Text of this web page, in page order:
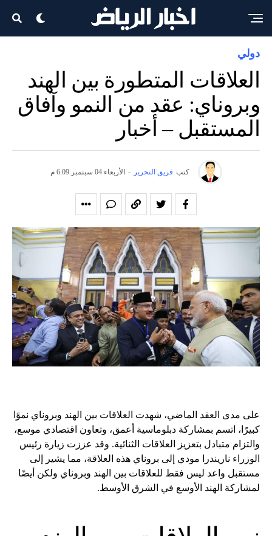
دولي
العلاقات المتطورة بين الهند
وبروناي: عقد من النمو وآفاق
المستقبل – أخبار
كتب فريق التحرير - الأربعاء 04 سبتمبر 6:09 م
على مدى العقد الماضي، شهدت العلاقات بين الهند وبروناي نموًا
كبيرًا، اتسم بمشاركة دبلوماسية أعمق، وتعاون اقتصادي موسع،
والتزام متبادل بتعزيز العلاقات الثنائية. وقد عززت زيارة رئيس
الوزراء ناريندرا مودي إلى بروناي هذه العلاقة، مما يشير إلى
مستقبل واعد ليس فقط للعلاقات بين الهند وبروناي ولكن أيضًا
لمشاركة الهند الأوسع في الشرق الأوسط.